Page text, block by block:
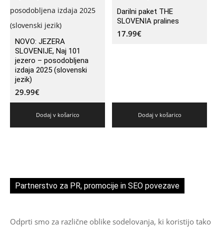
NOVO: JEZERA
SLOVENIJE, Naj 101
jezero – posodobljena
izdaja 2025 (slovenski
jezik)
29.99€
Dodaj v košarico
Darilni paket THE
SLOVENIA pralines
17.99€
Dodaj v košarico
Partnerstvo za PR, promocije in SEO povezave
Odprti smo za različne oblike sodelovanja, ki koristijo tako